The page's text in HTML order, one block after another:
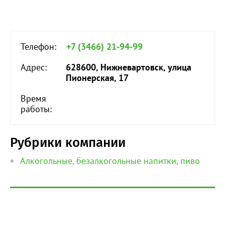
Телефон:
+7 (3466) 21-94-99
Адрес:
628600, Нижневартовск, улица
Пионерская, 17
Время
работы:
Рубрики компании
Алкогольные, безалкогольные напитки, пиво